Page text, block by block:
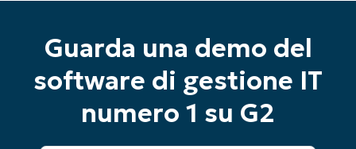
Guarda una demo del
software di gestione IT
numero 1 su G2
Nessuna carta di credito richiesta, accesso
completo a tutte le funzionalità
First
email*